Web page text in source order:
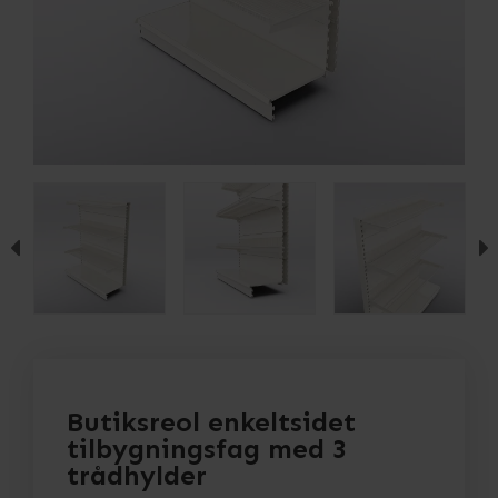
Butiksreol enkeltsidet
tilbygningsfag med 3
trådhylder